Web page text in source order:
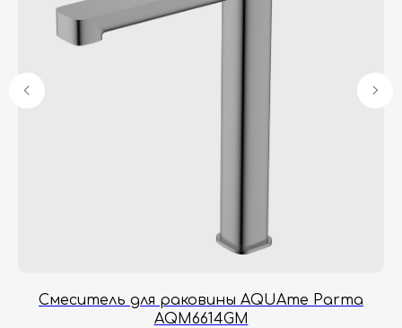
Смеситель для раковины AQUAme Parma
AQM6614GM
Доставка и оплата
Контакты